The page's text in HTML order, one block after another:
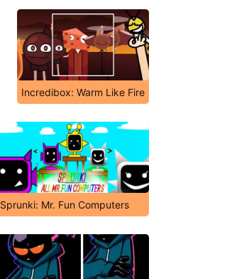
Incredibox: Warm Like Fire
Sprunki: Mr. Fun Computers